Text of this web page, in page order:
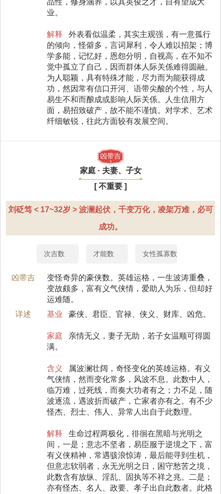
业。
解释
外表看似温柔，其实主观强，有一意孤行
的倾向，怪僻多，言词犀利，令人难以招架；博
学多能，记忆好，恩怨分明，自视高，在不知不
觉中孤立了自己，因而群体人际关係难得圆融。
为人聪颖，具有特殊才能，尽力而为能获得成
功，然因常有信口开河、语带尖酸的个性，与人
易生不和而酿成或影响人际关係。人生信用方
面，易招致破产，故不能不谨慎。对学术、艺术
纤细敏锐，往此方面较有发展空间。
凶带吉
家庭 · 夫妻、子女
[ 不重要 ]
刘砭笃 < 17~32岁 > 波澜起伏，千变万化，凌架万难，必可
成功。
次吉数 才能数 女性孤寡数
凶带吉
变怪奇异的豪侠数。英雄运格，一生波涛重叠，
变故颇多，富有义气侠情，爱助人为乐，但却好
运难随。
详述
基业 豪侠、君臣、官禄、侠义、财库、凶危。
家庭
亲情无义，妻子无助，若子女温顺可得圆
满。
含义
属波澜壮阔，奇怪变化的英雄运格。有义
气侠情，然而变化常多，风波不息。此数中人，
临万难，过死线，而奏大功者有之；力不足，随
波逐流，遇波折而破产，亡家者亦有之。有不少
怪杰、烈士、伟人、异常人出自于此数理。
解释
生命过程两极化，徘徊在黑暗与光明之
间，一是；意志不坚者，易臣服于逆境之下，富
有义侠精神，常遇骇浪惊涛，最后能寻到生机，
但意志软弱者，永无光明之日，困守愁苦之境，
此数含有放纵、淫乱、固执等不祥之兆。二是；
亦有怪杰、名人、政要、孝子出自此数者。此格